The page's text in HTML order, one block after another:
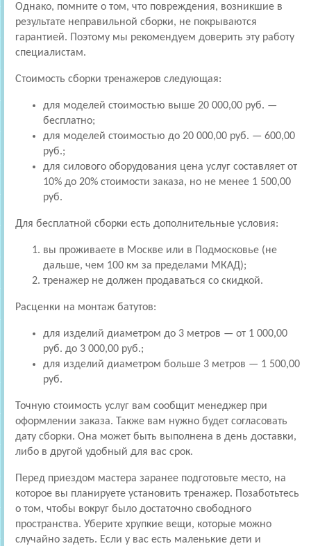
Однако, помните о том, что повреждения, возникшие в
результате неправильной сборки, не покрываются
гарантией. Поэтому мы рекомендуем доверить эту работу
специалистам.
Стоимость сборки тренажеров следующая:
для моделей стоимостью выше 20 000,00 руб. —
бесплатно;
для моделей стоимостью до 20 000,00 руб. — 600,00
руб.;
для силового оборудования цена услуг составляет от
10% до 20% стоимости заказа, но не менее 1 500,00
руб.
Для бесплатной сборки есть дополнительные условия:
вы проживаете в Москве или в Подмосковье (не
дальше, чем 100 км за пределами МКАД);
тренажер не должен продаваться со скидкой.
Расценки на монтаж батутов:
для изделий диаметром до 3 метров — от 1 000,00
руб. до 3 000,00 руб.;
для изделий диаметром больше 3 метров — 1 500,00
руб.
Точную стоимость услуг вам сообщит менеджер при
оформлении заказа. Также вам нужно будет согласовать
дату сборки. Она может быть выполнена в день доставки,
либо в другой удобный для вас срок.
Перед приездом мастера заранее подготовьте место, на
которое вы планируете установить тренажер. Позаботьтесь
о том, чтобы вокруг было достаточно свободного
пространства. Уберите хрупкие вещи, которые можно
случайно задеть. Если у вас есть маленькие дети и